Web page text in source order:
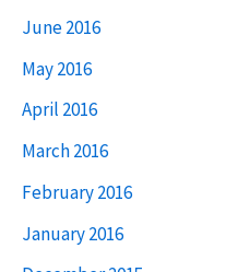
June 2016
May 2016
April 2016
March 2016
February 2016
January 2016